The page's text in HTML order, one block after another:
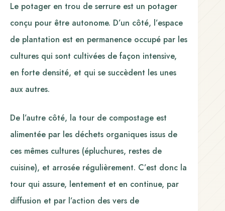
Le potager en trou de serrure est un potager
conçu pour être autonome. D’un côté, l’espace
de plantation est en permanence occupé par les
cultures qui sont cultivées de façon intensive,
en forte densité, et qui se succèdent les unes
aux autres.
De l’autre côté, la tour de compostage est
alimentée par les déchets organiques issus de
ces mêmes cultures (épluchures, restes de
cuisine), et arrosée régulièrement. C’est donc la
tour qui assure, lentement et en continue, par
diffusion et par l’action des vers de